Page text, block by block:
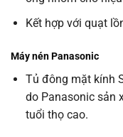
Kết hợp với quạt
Máy nén Panasonic
Tủ đông mặt kính
do Panasonic sản
tuổi thọ cao.